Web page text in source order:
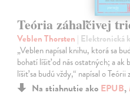
Teória záhaľčivej
Veblen Thorsten | Elektronická
„Veblen napísal knihu, ktorá sa
bohatí líšiť od nás ostatných; a
líšiť sa budú vždy,“ napísal o
Na stiahnutie ako EPUB,